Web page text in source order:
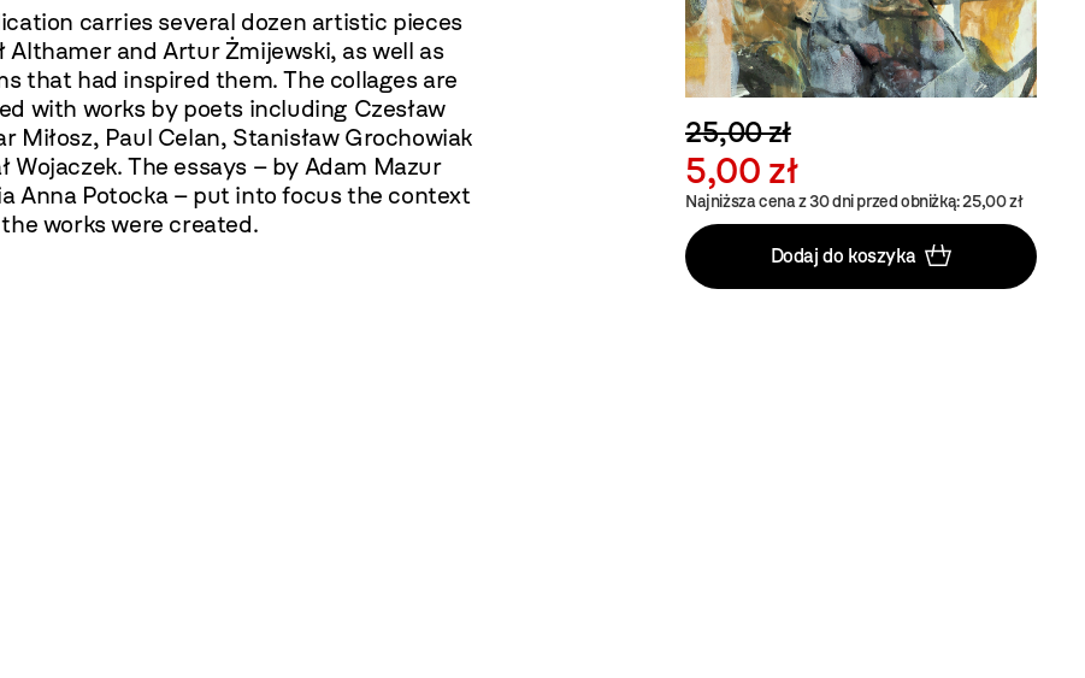
carries several dozen artistic pieces
Althamer and Artur Żmijewski, as well as
that had inspired them. The collages are
with works by poets including Czesław
Miłosz, Paul Celan, Stanisław Grochowiak
Wojaczek. The essays – by Adam Mazur
Anna Potocka – put into focus the context
works were created.
25,00 zł
5,00 zł
Najniższa cena z 30 dni przed obniżką: 25,00 zł
Dodaj do koszyka